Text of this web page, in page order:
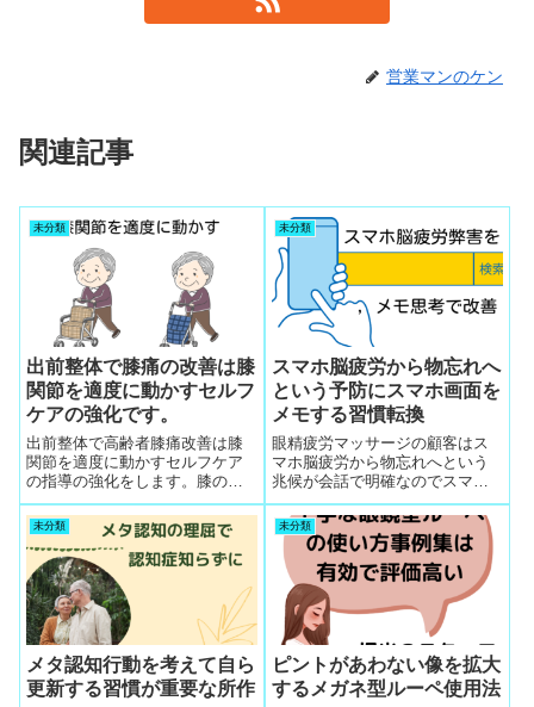
営業マンのケン
関連記事
未分類
出前整体で膝痛の改善は膝
関節を適度に動かすセルフ
ケアの強化です。
出前整体で高齢者膝痛改善は膝
関節を適度に動かすセルフケア
の指導の強化をします。膝の痛
みで過敏な体質になって動かな
い日常生活になっていますの
で、変形性ひざ関節症の痛み改
善の整体対策として最も有効な
のが、負担をかけ過ぎないよう
に、適度に膝を動かすことで
す。矛盾していることをしない
と改善しないので、会話しなが
ら寄り添います。
未分類
スマホ脳疲労から物忘れへ
という予防にスマホ画面を
メモする習慣転換
眼精疲労マッサージの顧客はス
マホ脳疲労から物忘れへという
兆候が会話で明確なのでスマホ
画面のたくさんの色や光、文
字、映像が大量に目に飛び込む
疲労は認知症の危険ありと知っ
てもらうとスマホ画面を見てメ
モする習慣にスマホを使う習慣
を簡単に転換できる
未分類
メタ認知行動を考えて自ら
更新する習慣が重要な所作
未分類
ピントがあわない像を拡大
するメガネ型ルーペ使用法